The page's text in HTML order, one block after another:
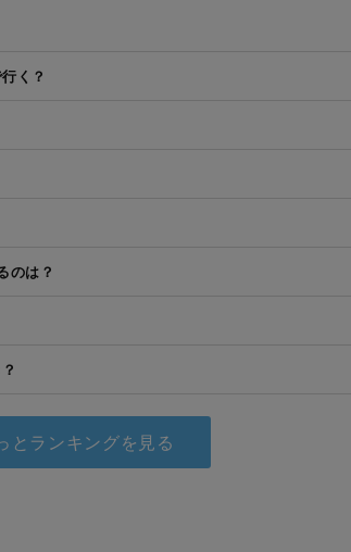
く？
のは？
とランキングを見る